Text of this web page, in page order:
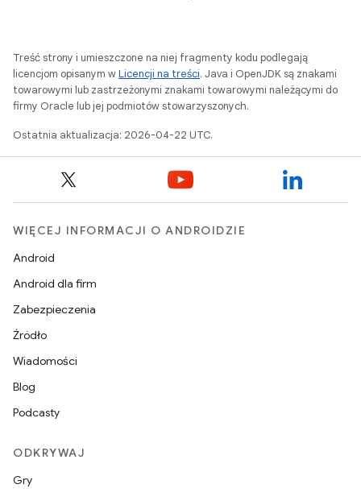
Treść strony i umieszczone na niej fragmenty kodu podlegają
licencjom opisanym wLicencji na treści. Java i OpenJDK są znakami
towarowymi lub zastrzeżonymi znakami towarowymi należącymi do
firmy Oracle lub jej podmiotów stowarzyszonych.
Ostatnia aktualizacja: 2026-04-22 UTC.
WIĘCEJ INFORMACJI O ANDROIDZIE
Android
Android dla firm
Zabezpieczenia
Źródło
Wiadomości
Blog
Podcasty
ODKRYWAJ
Gry